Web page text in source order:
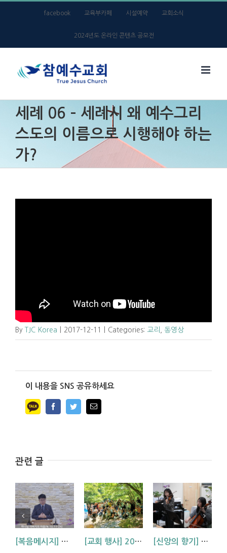
facebook 교육부카페 시설예약 교회소식
2024년도 온라인 콘텐츠 공모전
세례 06 – 세례시 왜 예수그리
스도의 이름으로 시행해야 하는
가?
By TJC Korea 2017-12-11 Categories: 교리 동영상
이 내용을 SNS 공유하세요
FacebookTwitterEmail
관련 글
[복음메시지] 하나님 아버지의 마음 (눅15:11~24) [교회 행사] 2026년 부산교회 봄 세례식 [신앙의 향기] 악기 찬양팀 찬양 발표 – 내 진정 사모하는